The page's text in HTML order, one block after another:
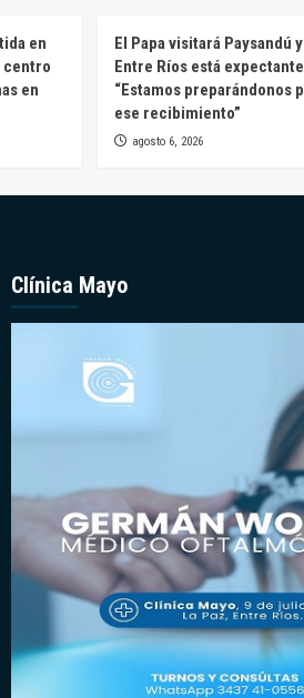
en
centro
en
El Papa visitará Paysandú y
Entre Ríos está
“Estamos preparándonos
ese recibimiento”
agosto 6, 2026
Clínica Mayo